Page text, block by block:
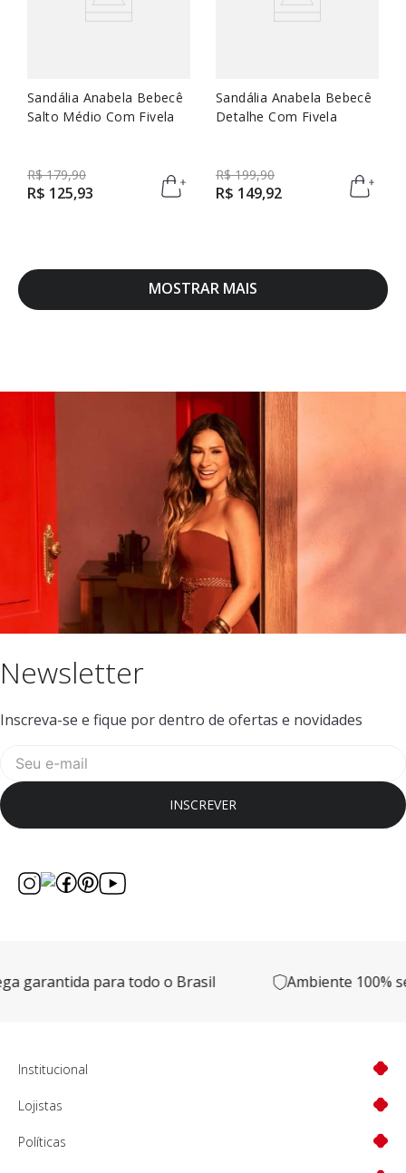
Sandália Anabela Bebecê
Salto Médio Com Fivela
R$ 179,90
R$ 125,93
Sandália Anabela Bebecê
Detalhe Com Fivela
R$ 199,90
R$ 149,92
MOSTRAR MAIS
Newsletter
Inscreva-se e fique por dentro de ofertas e novidades
INSCREVER
para todo o Brasil Ambiente 100%
Institucional
Lojistas
Políticas